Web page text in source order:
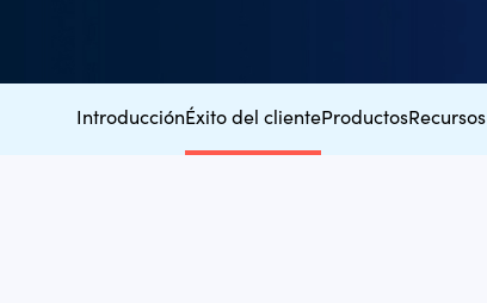
IntroducciónÉxito del clienteProductosRecursos